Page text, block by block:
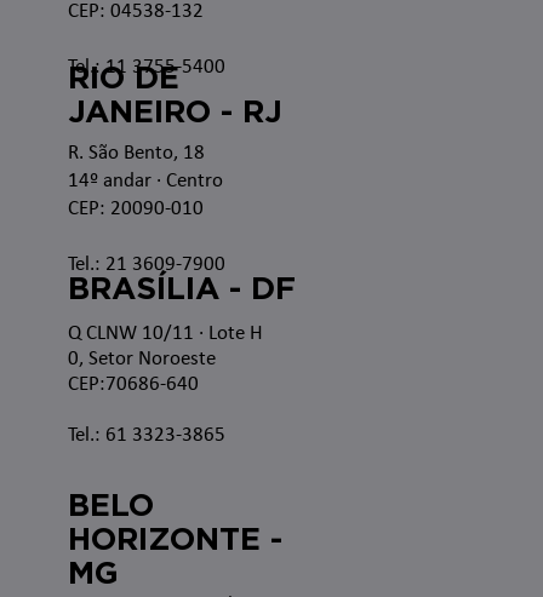
CEP: 04538-132
Tel.: 11 3755-5400
RIO DE
JANEIRO - RJ
R. São Bento, 18
14º andar · Centro
CEP: 20090-010
Tel.: 21 3609-7900
Q CLNW 10/11 · Lote H
0, Setor Noroeste
CEP:70686-640
Tel.: 61 3323-3865
BRASÍLIA - DF
BELO
HORIZONTE -
MG